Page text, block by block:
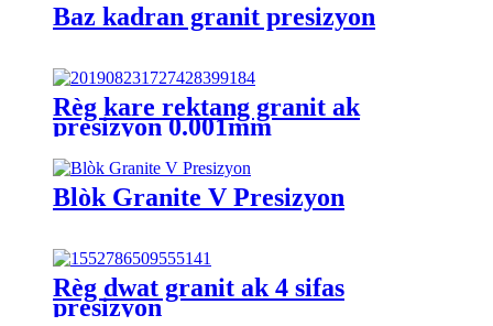
Baz kadran granit presizyon
Règ kare rektang granit ak
presizyon 0.001mm
Blòk Granite V Presizyon
Règ dwat granit ak 4 sifas
presizyon